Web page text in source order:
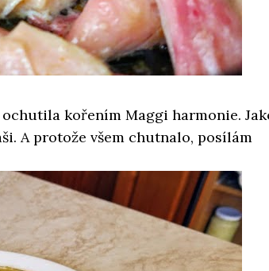
kořením Maggi harmonie.
A protože všem chutnalo, posílám